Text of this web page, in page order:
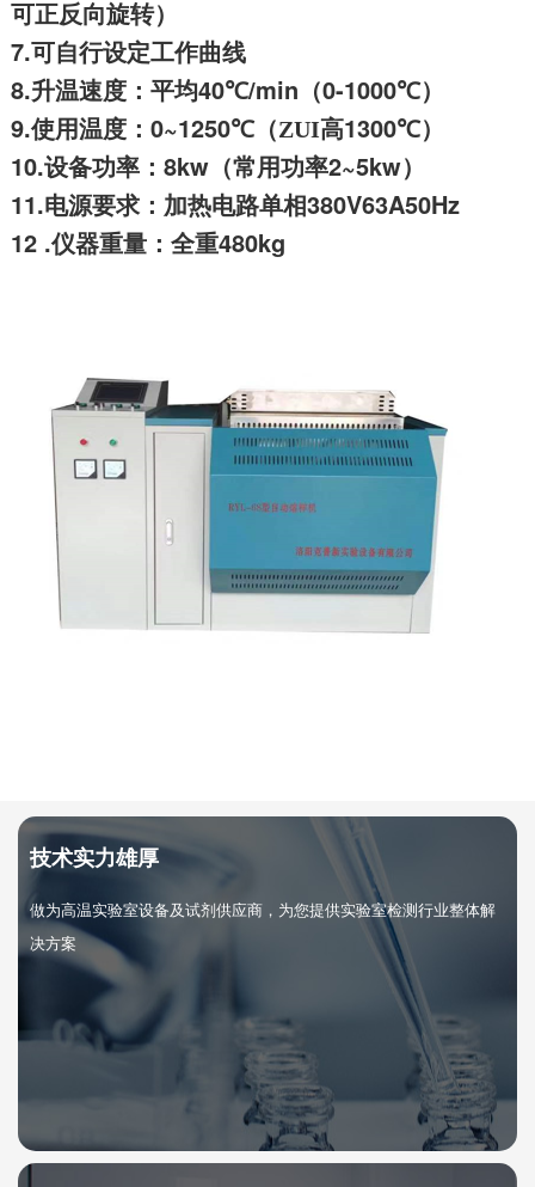
可正反向旋转）
7.可自行设定工作曲线
8.升温速度：平均40℃/min （0-1000℃）
9.使用温度： 0~1250℃（ZUI高1300℃）
10.设备功率： 8kw（常用功率2~5kw）
11.电源要求：加热电路单相380V63A50Hz
12 .仪器重量：全重480kg
技术实力雄厚
做为高温实验室设备及试剂供应商，为您提供实验室检测行业整体解
决方案